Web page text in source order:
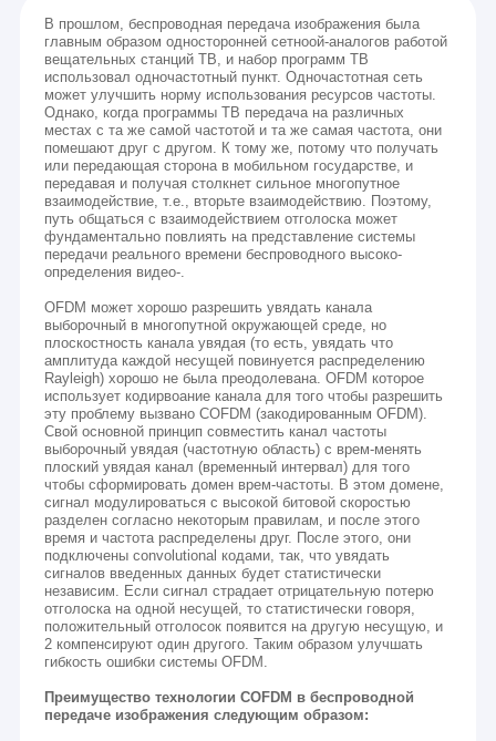
В прошлом, беспроводная передача изображения была
главным образом односторонней сетноой-аналогов работой
вещательных станций ТВ, и набор программ ТВ
использовал одночастотный пункт. Одночастотная сеть
может улучшить норму использования ресурсов частоты.
Однако, когда программы ТВ передача на различных
местах с та же самой частотой и та же самая частота, они
помешают друг с другом. К тому же, потому что получать
или передающая сторона в мобильном государстве, и
передавая и получая столкнет сильное многопутное
взаимодействие, т.е., вторьте взаимодействию. Поэтому,
путь общаться с взаимодействием отголоска может
фундаментально повлиять на представление системы
передачи реального времени беспроводного высоко-
определения видео-.
OFDM может хорошо разрешить увядать канала
выборочный в многопутной окружающей среде, но
плоскостность канала увядая (то есть, увядать что
амплитуда каждой несущей повинуется распределению
Rayleigh) хорошо не была преодолевана. OFDM которое
использует кодирвоание канала для того чтобы разрешить
эту проблему вызвано COFDM (закодированным OFDM).
Свой основной принцип совместить канал частоты
выборочный увядая (частотную область) с врем-менять
плоский увядая канал (временный интервал) для того
чтобы сформировать домен врем-частоты. В этом домене,
сигнал модулироваться с высокой битовой скоростью
разделен согласно некоторым правилам, и после этого
время и частота распределены друг. После этого, они
подключены convolutional кодами, так, что увядать
сигналов введенных данных будет статистически
независим. Если сигнал страдает отрицательную потерю
отголоска на одной несущей, то статистически говоря,
положительный отголосок появится на другую несущую, и
2 компенсируют один другого. Таким образом улучшать
гибкость ошибки системы OFDM.
Преимущество технологии COFDM в беспроводной
передаче изображения следующим образом: